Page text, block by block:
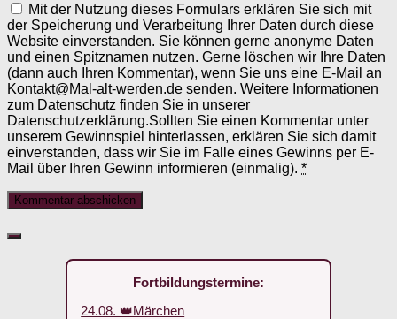
Mit der Nutzung dieses Formulars erklären Sie sich mit
der Speicherung und Verarbeitung Ihrer Daten durch diese
Website einverstanden. Sie können gerne anonyme Daten
und einen Spitznamen nutzen. Gerne löschen wir Ihre Daten
(dann auch Ihren Kommentar), wenn Sie uns eine E-Mail an
Kontakt@Mal-alt-werden.de senden. Weitere Informationen
zum Datenschutz finden Sie in unserer
Datenschutzerklärung.Sollten Sie einen Kommentar unter
unserem Gewinnspiel hinterlassen, erklären Sie sich damit
einverstanden, dass wir Sie im Falle eines Gewinns per E-
Mail über Ihren Gewinn informieren (einmalig). *
Fortbildungstermine:
24.08. 👑Märchen